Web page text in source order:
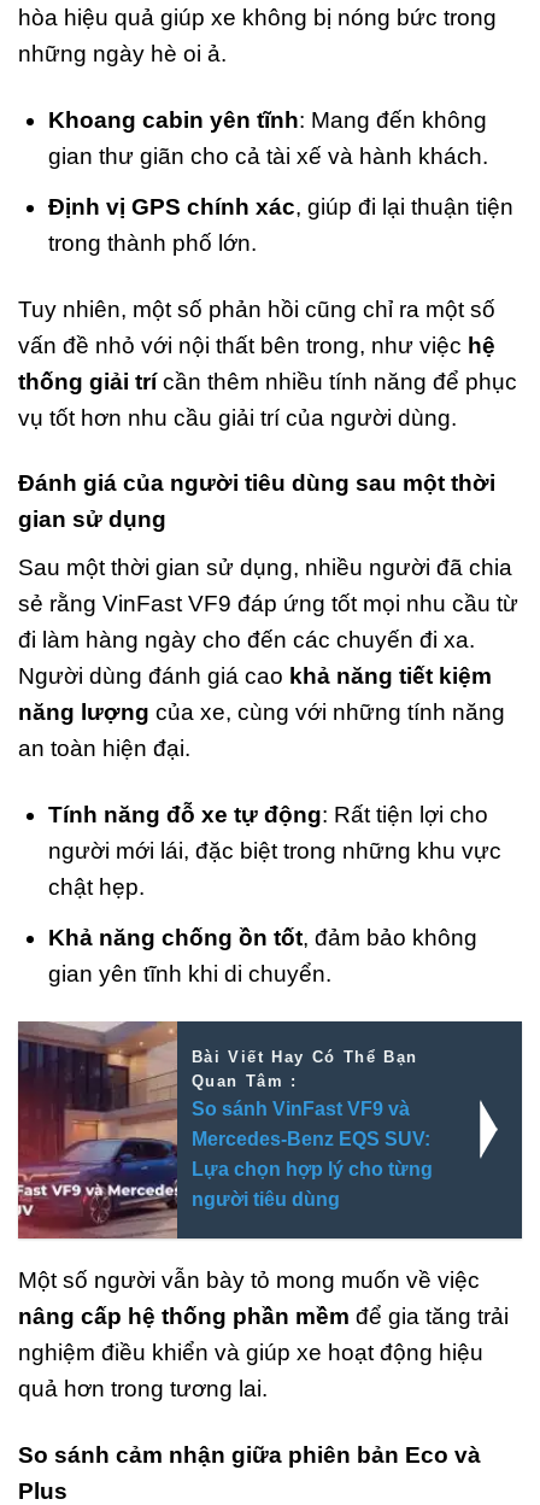
hòa hiệu quả giúp xe không bị nóng bức trong
những ngày hè oi ả.
Khoang cabin yên tĩnh: Mang đến không
gian thư giãn cho cả tài xế và hành khách.
Định vị GPS chính xác, giúp đi lại thuận tiện
trong thành phố lớn.
Tuy nhiên, một số phản hồi cũng chỉ ra một số
vấn đề nhỏ với nội thất bên trong, như việc hệ
thống giải trícần thêm nhiều tính năng để phục
vụ tốt hơn nhu cầu giải trí của người dùng.
Đánh giá của người tiêu dùng sau một thời
gian sử dụng
Sau một thời gian sử dụng, nhiều người đã chia
sẻ rằng VinFast VF9 đáp ứng tốt mọi nhu cầu từ
đi làm hàng ngày cho đến các chuyến đi xa.
Người dùng đánh giá cao khả năng tiết kiệm
năng lượng của xe, cùng với những tính năng
an toàn hiện đại.
Tính năng đỗ xe tự động: Rất tiện lợi cho
người mới lái, đặc biệt trong những khu vực
chật hẹp.
Khả năng chống ồn tốt, đảm bảo không
gian yên tĩnh khi di chuyển.
Bài Viết Hay Có Thể Bạn
Quan Tâm :
So sánh VinFast VF9 và
Mercedes-Benz EQS SUV:
Lựa chọn hợp lý cho từng
người tiêu dùng
Một số người vẫn bày tỏ mong muốn về việc
nâng cấp hệ thống phần mềm để gia tăng trải
nghiệm điều khiển và giúp xe hoạt động hiệu
quả hơn trong tương lai.
So sánh cảm nhận giữa phiên bản Eco và
Plus